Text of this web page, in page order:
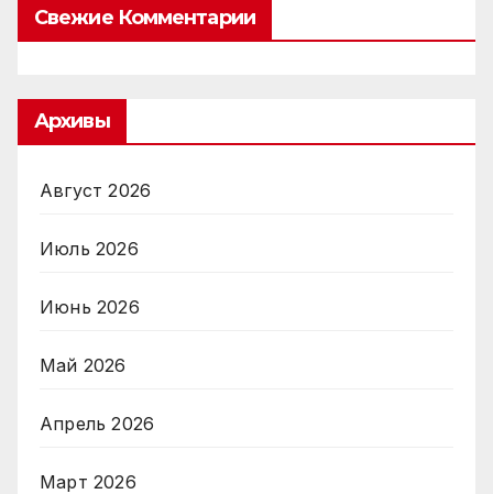
Свежие Комментарии
Архивы
Август 2026
Июль 2026
Июнь 2026
Май 2026
Апрель 2026
Март 2026